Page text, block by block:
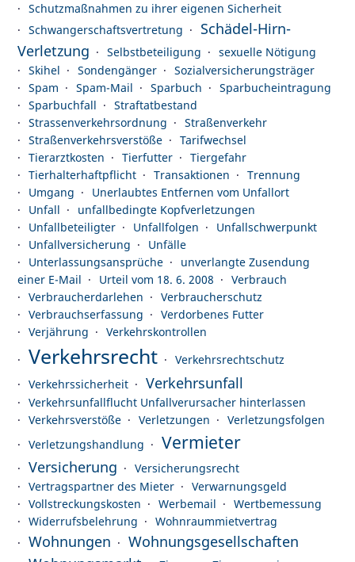
Schutzmaßnahmen zu ihrer eigenen Sicherheit
Schwangerschaftsvertretung
Schädel-Hirn-
Verletzung
Selbstbeteiligung
sexuelle Nötigung
Skihel
Sondengänger
Sozialversicherungsträger
Spam
Spam-Mail Sparbuch
Sparbucheintragung
Sparbuchfall
Straftatbestand
Strassenverkehrsordnung
Straßenverkehr
Straßenverkehrsverstöße
Tarifwechsel
Tierarztkosten
Tierfutter
Tiergefahr
Tierhalterhaftpflicht
Transaktionen
Trennung
Umgang
Unerlaubtes Entfernen vom Unfallort
Unfall
unfallbedingte Kopfverletzungen
Unfallbeteiligter
Unfallfolgen
Unfallschwerpunkt
Unfallversicherung
Unfälle
Unterlassungsansprüche
unverlangte Zusendung
einer E-Mail
Urteil vom 18. 6. 2008
Verbrauch
Verbraucherdarlehen
Verbraucherschutz
Verbrauchserfassung
Verdorbenes Futter
Verjährung
Verkehrskontrollen
Verkehrsrecht
Verkehrsrechtschutz
Verkehrssicherheit
Verkehrsunfall
Verkehrsunfallflucht Unfallverursacher hinterlassen
Verkehrsverstöße
Verletzungen
Verletzungsfolgen
Verletzungshandlung
Vermieter
Versicherung
Versicherungsrecht
Vertragspartner des Mieter
Verwarnungsgeld
Vollstreckungskosten
Werbemail
Wertbemessung
Widerrufsbelehrung
Wohnraummietvertrag
Wohnungen
Wohnungsgesellschaften